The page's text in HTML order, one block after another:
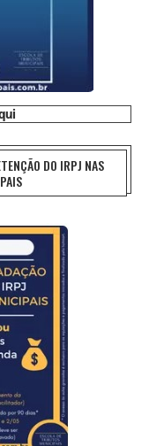
DO IRPJ NAS